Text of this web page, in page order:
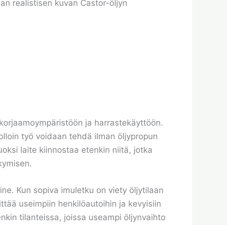
realistisen kuvan Castor-öljyn
ja harrastekäyttöön.
työ voidaan tehdä ilman öljypropun
laite kiinnostaa etenkin niitä, jotka
Kun sopiva imuletku on viety öljytilaan
useimpiin henkilöautoihin ja kevyisiin
tilanteissa, joissa useampi öljynvaihto